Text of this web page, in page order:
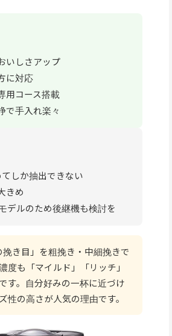
いしさアップ
に対応
用コース搭載
で手入れ楽々
しか抽出できない
きめ
デルのため後継機も検討を
挽き目」を粗挽き・中細挽きで
度も「マイルド」「リッチ」
す。自分好みの一杯に近づけ
性の高さが人気の理由です。